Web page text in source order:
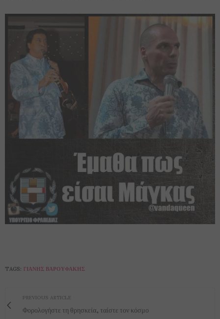
TAGS: ΓΙΆΝΗΣ ΒΑΡΟΥΦΆΚΗΣ
PREVIOUS ARTICLE
Φορολογήστε τη θρησκεία, ταίστε τον κόσμο